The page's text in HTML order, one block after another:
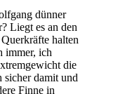
dünner
Liegt es an den
halten
immer, ich
die
damit und
Finne in